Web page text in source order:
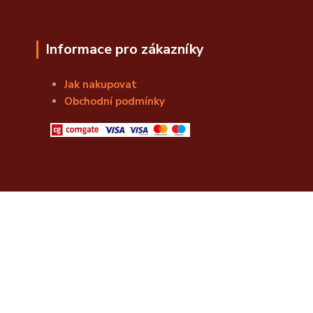
Informace pro zákazníky
Jak nakupovat
Obchodní podmínky